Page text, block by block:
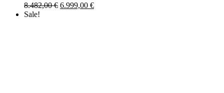
8.482,00€ Ursprünglicher
6.999,00 €Aktueller
Sale!